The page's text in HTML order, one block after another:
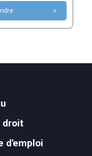
droit
d'emploi